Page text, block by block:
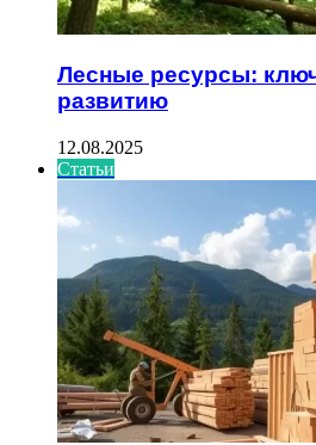
Лесные ресурсы:
развитию
12.08.2025
Статьи